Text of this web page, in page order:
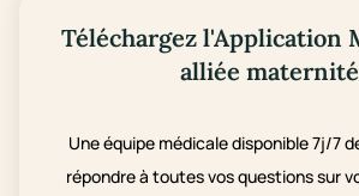
Téléchargez l'Application
alliée maternité
Une équipe médicale disponible 7j/7
répondre à toutes vos questions sur